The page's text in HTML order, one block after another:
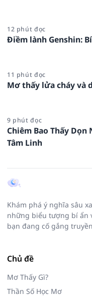
12 phút đọc
Điềm lành Genshin:
11 phút đọc
Mơ thấy lửa cháy và
9 phút đọc
Chiêm Bao Thấy Dọn
Tâm Linh
Khám phá ý nghĩa sâu
những biểu tượng bí ẩn
bạn đang cố gắng
Chủ đề
Mơ Thấy Gì?
Thần Số Học Mơ